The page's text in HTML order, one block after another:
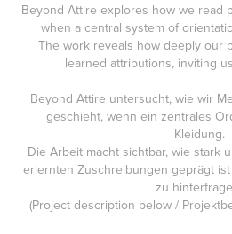
Beyond Attire explores how we read
when a central system of
The work reveals how deeply our
learned attributions, inviting
Beyond Attire untersucht, wie wir
geschieht, wenn ein zentrales
Kleidung.
Die Arbeit macht sichtbar, wie stark
erlernten Zuschreibungen geprägt
zu
(Project description below /